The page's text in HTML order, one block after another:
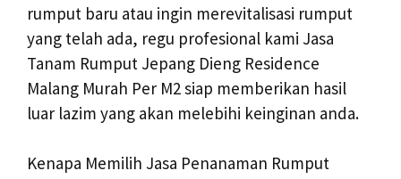
rumput baru atau ingin merevitalisasi rumput
yang telah ada, regu profesional kami Jasa
Tanam Rumput Jepang Dieng Residence
Malang Murah Per M2 siap memberikan hasil
luar lazim yang akan melebihi keinginan anda.
Kenapa Memilih Jasa Penanaman Rumput